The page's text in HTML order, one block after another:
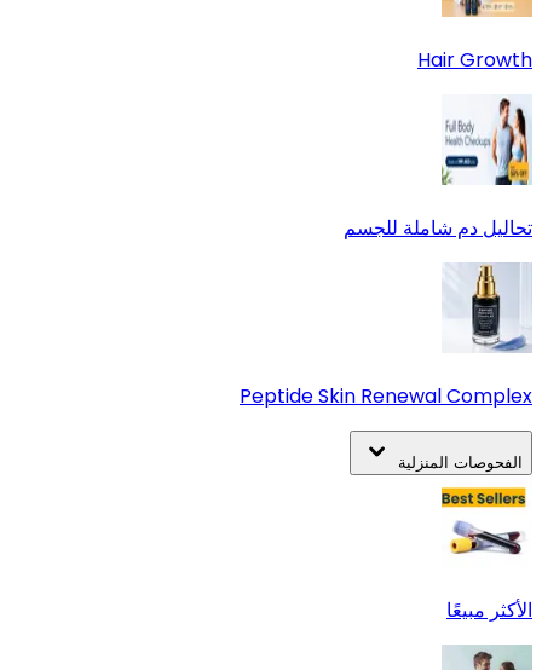
Hair Growth
تحاليل دم شاملة للجسم
Peptide Skin Renewal Complex
الفحوصات المنزلية
الأكثر مبيعًا